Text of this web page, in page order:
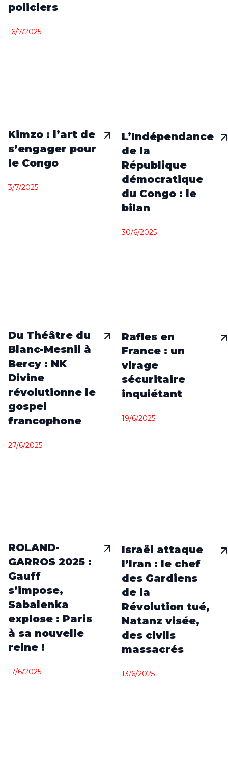
policiers
16/7/2025
Kimzo : l’art de
s’engager pour
le Congo
3/7/2025
L’Indépendance
de la
République
démocratique
du Congo : le
bilan
30/6/2025
Du Théâtre du
Blanc-Mesnil à
Bercy : NK
Divine
révolutionne le
gospel
francophone
27/6/2025
Rafles en
France : un
virage
sécuritaire
inquiétant
19/6/2025
ROLAND-
GARROS 2025 :
Gauff
s’impose,
Sabalenka
explose : Paris
à sa nouvelle
reine !
17/6/2025
Israël attaque
l’Iran : le chef
des Gardiens
de la
Révolution tué,
Natanz visée,
des civils
massacrés
13/6/2025